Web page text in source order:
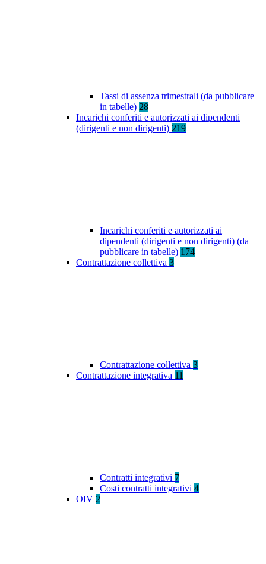
Tassi di assenza trimestrali (da pubblicare
in tabelle) 28
Incarichi conferiti e autorizzati ai dipendenti
(dirigenti e non dirigenti) 219
Incarichi conferiti e autorizzati ai
dipendenti (dirigenti e non dirigenti) (da
pubblicare in tabelle) 174
Contrattazione collettiva 3
Contrattazione collettiva 3
Contrattazione integrativa 11
Contratti integrativi 7
Costi contratti integrativi 4
OIV 2